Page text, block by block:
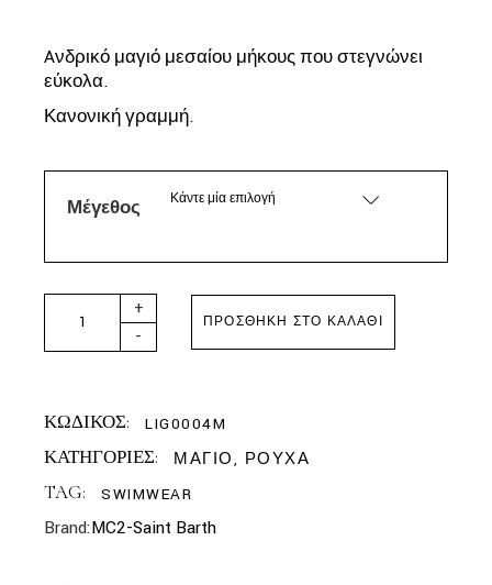
Aνδρικό μαγιό μεσαίου μήκους που στεγνώνει
εύκολα.
Κανονική γραμμή.
Μέγεθος Κάντε μία επιλογή
MC2 SAINT BARTH- PANTONE MILITARY SWIM SHORTS
-
+
ΠΡΟΣΘΉΚΗ ΣΤΟ ΚΑΛΆΘΙ
ΚΩΔΙΚΟΣ: LIG0004M
ΚΑΤΗΓΟΡΙΕΣ: ΜΑΓΙΟ, ΡΟΥΧΑ
TAG: SWIMWEAR
Brand:MC2-Saint Barth